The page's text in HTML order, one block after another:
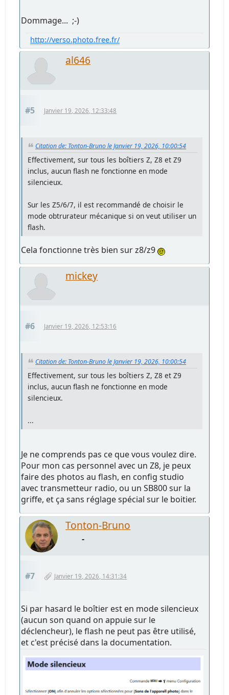
Dommage... ;-)
http://verso.photo.free.fr/
al646
#5 Janvier 19, 2026, 12:33:48
Citation de: Tonton-Bruno le Janvier 19, 2026, 10:00:54
Effectivement, sur tous les boîtiers Z, Z8 et Z9
inclus, aucun flash ne fonctionne en mode
silencieux.
Sur les Z5/6/7, il est recommandé de choisir le
mode obtrurateur mécanique si on veut utiliser un
flash.
Cela fonctionne très bien sur z8/z9
mickey
#6 Janvier 19, 2026, 12:53:16
Citation de: Tonton-Bruno le Janvier 19, 2026, 10:00:54
Effectivement, sur tous les boîtiers Z, Z8 et Z9
inclus, aucun flash ne fonctionne en mode
silencieux.
...
Je ne comprends pas ce que vous voulez dire.
Pour mon cas personnel avec un Z8, je peux
faire des photos au flash, en config studio
avec transmetteur radio, ou un SB800 sur la
griffe, et ça sans réglage spécial sur le boitier.
Tonton-Bruno
-
#7 Janvier 19, 2026, 14:31:34
Si par hasard le boîtier est en mode silencieux
(aucun son quand on appuie sur le
déclencheur), le flash ne peut pas être utilisé,
et c'est précisé dans la documentation.